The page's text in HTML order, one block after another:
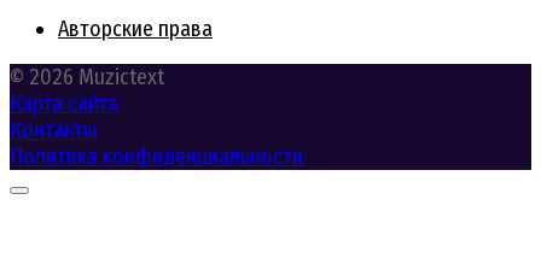
Авторские права
© 2026 Muzictext
Карта сайта
Контакты
Политика конфиденциальности